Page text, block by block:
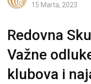
15 Marta, 2023
Redovna
Važne
klubova i